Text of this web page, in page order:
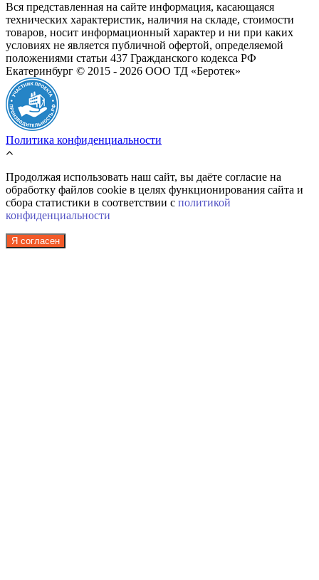
Вся представленная на сайте информация, касающаяся
технических характеристик, наличия на складе, стоимости
товаров, носит информационный характер и ни при каких
условиях не является публичной офертой, определяемой
положениями статьи 437 Гражданского кодекса РФ
Екатеринбург © 2015 - 2026 ООО ТД «Беротек»
Политика конфиденциальности
Продолжая использовать наш сайт, вы даёте согласие на
обработку файлов cookie в целях функционирования сайта и
сбора статистики в соответствии с политикой
конфиденциальности
Я согласен